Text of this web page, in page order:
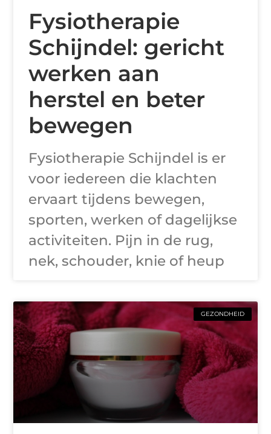
Fysiotherapie
Schijndel: gericht
werken aan
herstel en beter
bewegen
Fysiotherapie Schijndel is er
voor iedereen die klachten
ervaart tijdens bewegen,
sporten, werken of dagelijkse
activiteiten. Pijn in de rug,
nek, schouder, knie of heup
GEZONDHEID